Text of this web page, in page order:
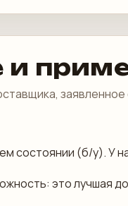
и
состоянии (б/у).
это лучшая